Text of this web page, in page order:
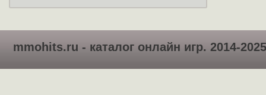
mmohits.ru - каталог онлайн игр. 2014-2025